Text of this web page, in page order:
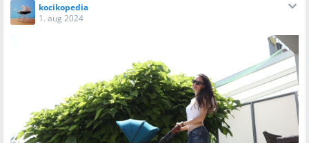
Vhodnosť prevysokých rodičov
kocikopedia
1. aug 2024